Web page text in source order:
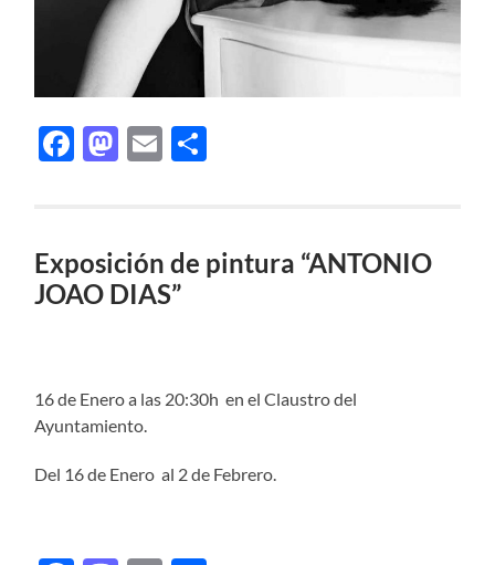
Facebook
Mastodon
Email
Exposición de pintura “ANTONIO
JOAO DIAS”
16 de Enero a las 20:30h en el Claustro del
Ayuntamiento.
Del 16 de Enero al 2 de Febrero.